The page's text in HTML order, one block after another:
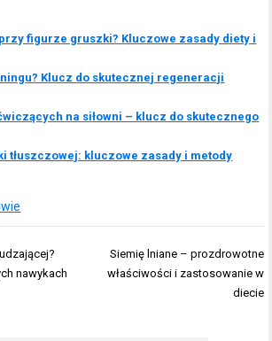
figurze gruszki? Kluczowe zasady diety i
Klucz do skutecznej regeneracji
na siłowni – klucz do skutecznego
tłuszczowej: kluczowe zasady i metody
nawykach
Siemię lniane – prozdrowotne
właściwości i zastosowanie w
diecie